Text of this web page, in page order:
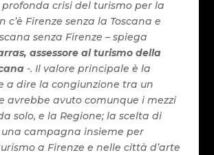
crisi del turismo per la
c’è Firenze senza la Toscana e
senza Firenze – spiega
assessore al turismo della
-. Il valore principale è la
a dire la congiunzione tra un
avrebbe avuto comunque i mezzi
solo, e la Regione; la scelta di
campagna insieme per
a Firenze e nelle città d’arte